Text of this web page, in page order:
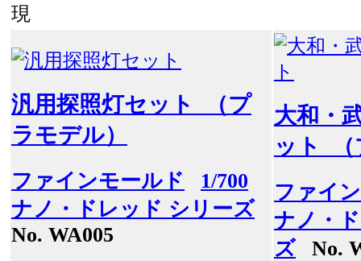
現
汎用探照灯セット （プ
ラモデル）
ファインモールド
1/700
ナノ・ドレッド シリーズ
No. WA005
大和・
ット （
ファイ
ナノ・
ズNo.